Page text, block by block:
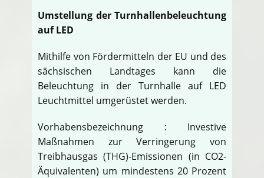
Umstellung der Turnhallenbeleuchtung
auf LED
Mithilfe von Fördermitteln der EU und des
sächsischen Landtages kann die
Beleuchtung in der Turnhalle auf LED
Leuchtmittel umgerüstet werden.
Vorhabensbezeichnung : Investive
Maßnahmen zur Verringerung von
Treibhausgas (THG)-Emissionen (in CO2-
Äquivalenten) um mindestens 20 Prozent